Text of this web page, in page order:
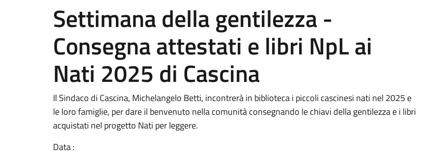
Settimana della gentilezza -
Consegna attestati e libri NpL ai
Nati 2025 di Cascina
Il Sindaco di Cascina, Michelangelo Betti, incontrerà in biblioteca i piccoli cascinesi nati nel 2025 e
le loro famiglie, per dare il benvenuto nella comunità consegnando le chiavi della gentilezza e i libri
acquistati nel progetto Nati per leggere.
Data :